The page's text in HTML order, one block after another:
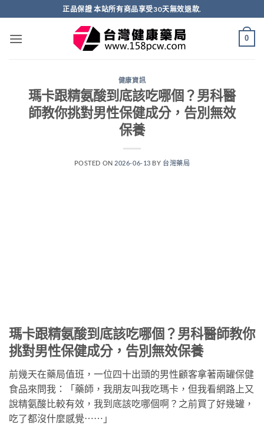
轉
正品保證 本站所有商品享受30天無效退款.
0
健康資訊
瑪卡跟精氨酸到底該吃哪個？男科醫
師教你挑對男性保健成分，告別無效
保養
POSTED ON 2026-06-13 BY 台灣藥局
瑪卡跟精氨酸到底該吃哪個？男科醫師教你
挑對男性保健成分，告別無效保養
前幾天在藥局值班，一位四十出頭的男性顧客拿著兩罐保健
食品來問我：「藥師，我朋友叫我吃瑪卡，但我看網路上又
說精氨酸比較有效，我到底該吃哪個啊？之前買了好幾罐，
吃了都沒什麼感覺⋯⋯」